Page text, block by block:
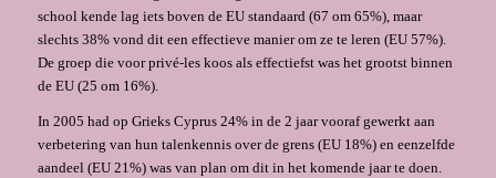
school kende lag iets boven de EU standaard (67 om 65%), maar
slechts 38% vond dit een effectieve manier om ze te leren (EU 57%).
De groep die voor privé-les koos als effectiefst was het grootst binnen
de EU (25 om 16%).
In 2005 had op Grieks Cyprus 24% in de 2 jaar vooraf gewerkt aan
verbetering van hun talenkennis over de grens (EU 18%) en eenzelfde
aandeel (EU 21%) was van plan om dit in het komende jaar te doen.